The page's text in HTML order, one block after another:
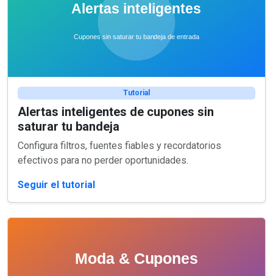
Tutorial
Alertas inteligentes de cupones sin
saturar tu bandeja
Configura filtros, fuentes fiables y recordatorios
efectivos para no perder oportunidades.
Seguir el tutorial